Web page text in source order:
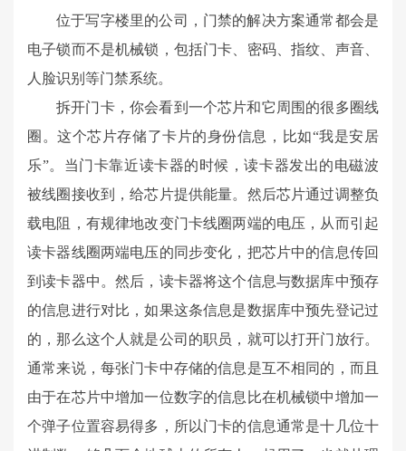
位于写字楼里的公司，门禁的解决方案通常都会是
电子锁而不是机械锁，包括门卡、密码、指纹、声音、
人脸识别等门禁系统。
拆开门卡，你会看到一个芯片和它周围的很多圈线
圈。这个芯片存储了卡片的身份信息，比如“我是安居
乐”。当门卡靠近读卡器的时候，读卡器发出的电磁波
被线圈接收到，给芯片提供能量。然后芯片通过调整负
载电阻，有规律地改变门卡线圈两端的电压，从而引起
读卡器线圈两端电压的同步变化，把芯片中的信息传回
到读卡器中。然后，读卡器将这个信息与数据库中预存
的信息进行对比，如果这条信息是数据库中预先登记过
的，那么这个人就是公司的职员，就可以打开门放行。
通常来说，每张门卡中存储的信息是互不相同的，而且
由于在芯片中增加一位数字的信息比在机械锁中增加一
个弹子位置容易得多，所以门卡的信息通常是十几位十